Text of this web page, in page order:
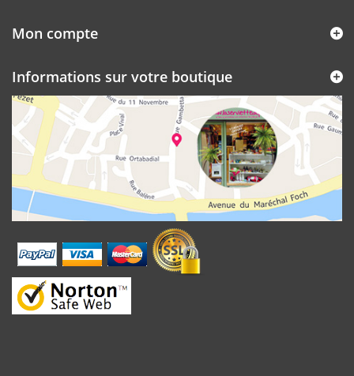
Mon compte
Informations sur votre boutique